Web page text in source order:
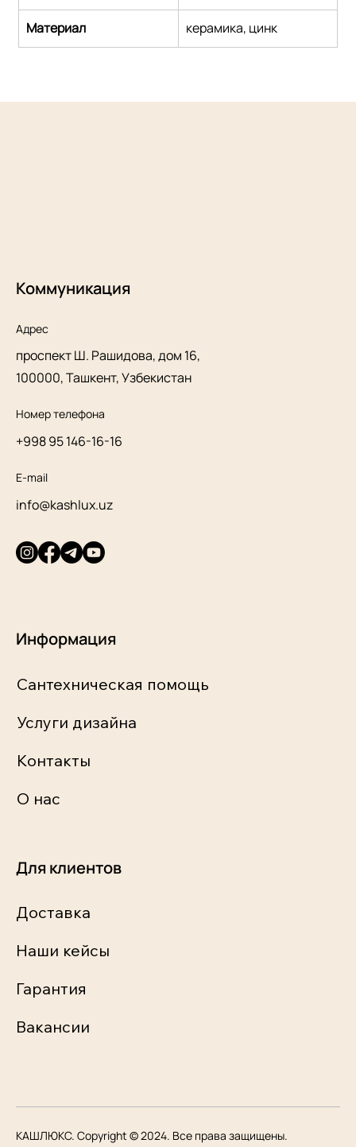
Материал керамика, цинк
Коммуникация
Адрес
проспект Ш. Рашидова, дом 16,
100000, Ташкент, Узбекистан
Номер телефона
+998 95 146-16-16
E-mail
info@kashlux.uz
Информация
Сантехническая помощь
Услуги дизайна
Контакты
О нас
Для клиентов
Доставка
Наши кейсы
Гарантия
Вакансии
КАШЛЮКС. Copyright © 2024. Все права защищены.